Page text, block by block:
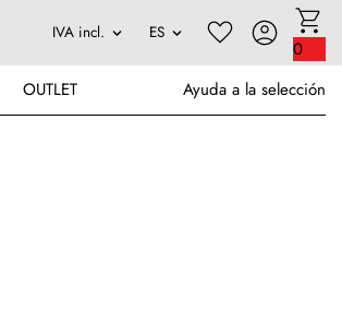
0
OUTLET Ayuda a la selección